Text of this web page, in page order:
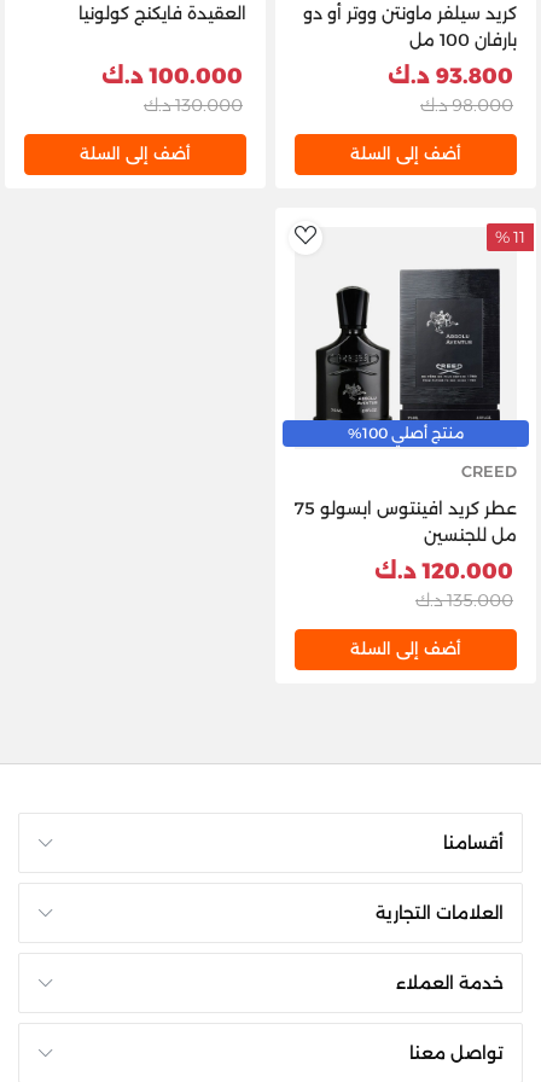
كريد سيلفر ماونتن ووتر أو دو
بارفان 100 مل
93.800 د.ك
98.000 د.ك
أضف إلى السلة
العقيدة فايكنج كولونيا
100.000 د.ك
130.000 د.ك
أضف إلى السلة
AddToWishlist
11 %
منتج أصلي 100%
CREED
عطر كريد افينتوس ابسولو 75
مل للجنسين
120.000 د.ك
135.000 د.ك
أضف إلى السلة
أقسامنا
العلامات التجارية
خدمة العملاء
تواصل معنا